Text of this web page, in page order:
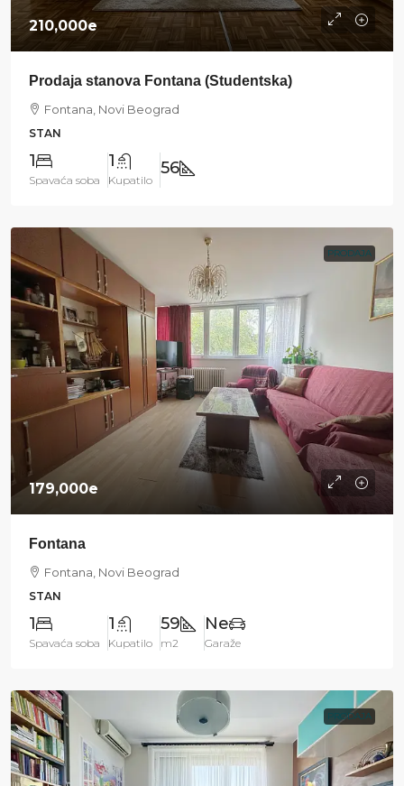
210,000e
Prodaja stanova Fontana (Studentska)
Fontana, Novi Beograd
STAN
1
Spavaća soba
1
Kupatilo
56
PRODAJA
179,000e
Fontana
Fontana, Novi Beograd
STAN
1
Spavaća soba
1
Kupatilo
59
m2
Ne
Garaže
PRODAJA